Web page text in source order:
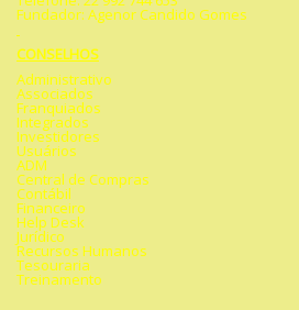
Fundador: Agenor Candido Gomes
CONSELHOS
Administrativo
Associados
Franquiados
Integrados
Investidores
Usuários
ADM
Central de Compras
Contábil
Financeiro
Help Desk
Jurídico
Recursos Humanos
Tesouraria
Treinamento